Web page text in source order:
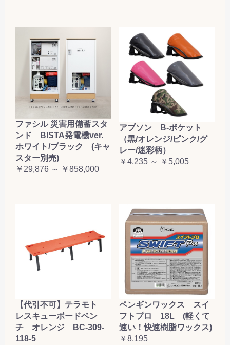
ファシル 災害用備蓄スタ
ンド BISTA発電機ver.
ホワイト/ブラック (キャ
スター別売)
￥29,876 ～ ￥858,000
アプソン B-ポケット
（黒/オレンジ/ピンク/グ
レー/迷彩柄）
￥4,235 ～ ￥5,005
【代引不可】テラモト
レスキューボードベン
チ オレンジ BC-309-
118-5
ペンギンワックス スイ
フトプロ 18L (軽くて
速い！快速樹脂ワックス)
￥8,195